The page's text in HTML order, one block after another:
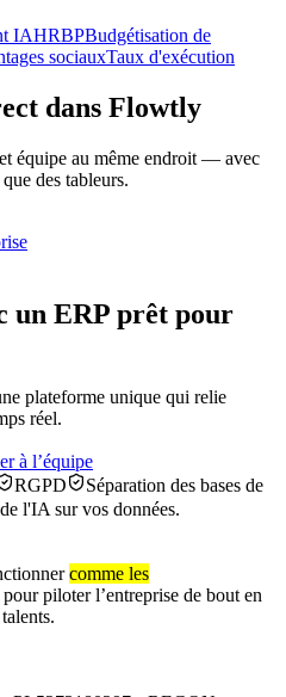
IAHRBPBudgétisation de
sociauxTaux d'exécution
dans Flowtly
équipe au même endroit — avec
des tableurs.
un ERP prêt pour
plateforme unique qui relie
réel.
à l’équipe
RGPD
Séparation des bases de
l'IA sur vos données.
comme les
piloter l’entreprise de bout en